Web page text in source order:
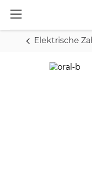
Elektrische